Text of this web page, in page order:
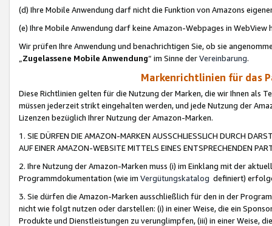
(d) Ihre Mobile Anwendung darf nicht die Funktion von Amazons
(e) Ihre Mobile Anwendung darf keine Amazon-Webpages in WebView
Wir prüfen Ihre Anwendung und benachrichtigen Sie, ob sie
„Zugelassene Mobile Anwendung“ im Sinne derVereinbarung.
Markenrichtlinien für das
Diese Richtlinien gelten für die Nutzung der Marken, die wir Ihnen als
müssen jederzeit strikt eingehalten werden, und jede Nutzung der
Lizenzen bezüglich Ihrer Nutzung der Amazon-Marken.
1. SIE DÜRFEN DIE AMAZON-MARKEN AUSSCHLIESSLICH DURCH
AUF EINER AMAZON-WEBSITE MITTELS EINES ENTSPRECHENDEN
2. Ihre Nutzung der Amazon-Marken muss (i) im Einklang mit der
Programmdokumentation (wie im Vergütungskatalog definiert)
3. Sie dürfen die Amazon-Marken ausschließlich für den in der
nicht wie folgt nutzen oder darstellen: (i) in einer Weise, die ein
Produkte und Dienstleistungen zu verunglimpfen, (iii) in einer Weise,